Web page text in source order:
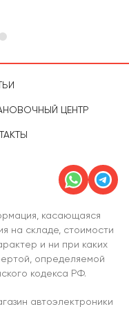
ЦЕНТР
касающаяся
на складе, стоимости
и ни при каких
определяемой
кодекса РФ.
автоэлектроники